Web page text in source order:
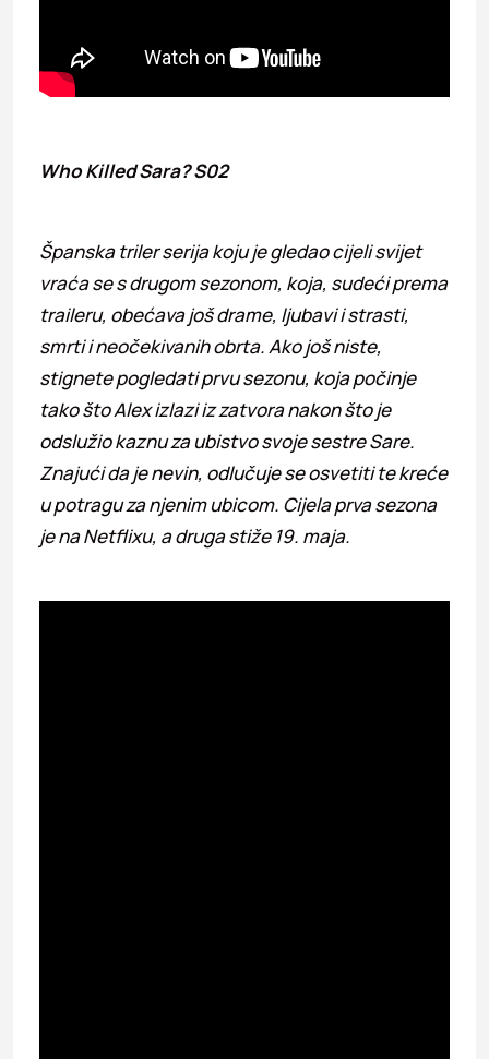
Who Killed Sara? S02
Španska triler serija koju je gledao cijeli svijet
vraća se s drugom sezonom, koja, sudeći prema
traileru, obećava još drame, ljubavi i strasti,
smrti i neočekivanih obrta. Ako još niste,
stignete pogledati prvu sezonu, koja počinje
tako što Alex izlazi iz zatvora nakon što je
odslužio kaznu za ubistvo svoje sestre Sare.
Znajući da je nevin, odlučuje se osvetiti te kreće
u potragu za njenim ubicom. Cijela prva sezona
je na Netflixu, a druga stiže 19. maja.